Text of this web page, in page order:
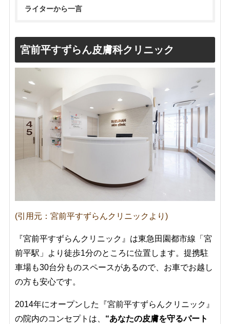
ライターから一言
宮前平すずらん皮膚科クリニック
(引用元：宮前平すずらんクリニックより)
『宮前平すずらんクリニック』は東急田園都市線「宮
前平駅」より徒歩1分のところに位置します。提携駐
車場も30台分ものスペースがあるので、お車でお越し
の方も安心です。
2014年にオープンした『宮前平すずらんクリニック』
の院内のコンセプトは、 “あなたの皮膚を守るパート